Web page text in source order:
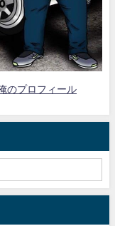
のプロフィール